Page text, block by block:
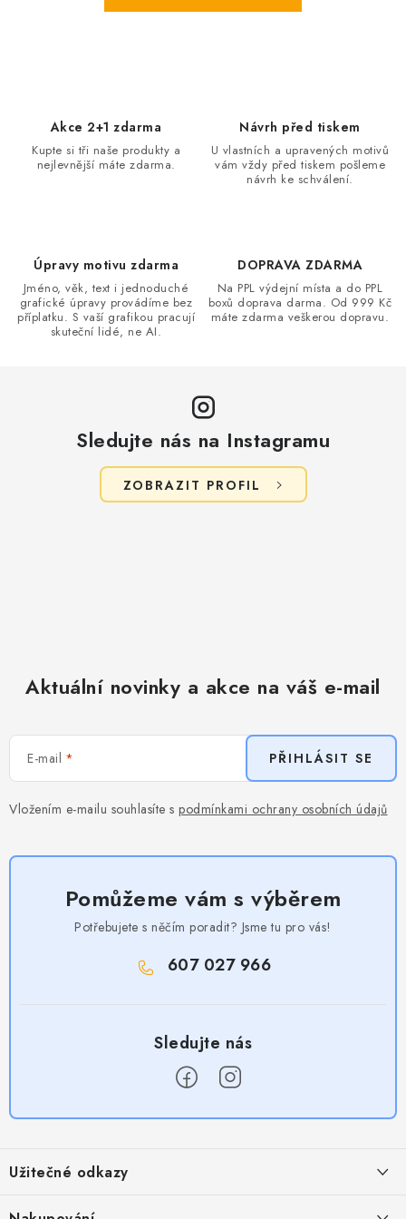
Akce 2+1 zdarma
Kupte si tři naše produkty a
nejlevnější máte zdarma.
Návrh před tiskem
U vlastních a upravených motivů
vám vždy před tiskem pošleme
návrh ke schválení.
Úpravy motivu zdarma
Jméno, věk, text i jednoduché
grafické úpravy provádíme bez
příplatku. S vaší grafikou pracují
skuteční lidé, ne AI.
DOPRAVA ZDARMA
Na PPL výdejní místa a do PPL
boxů doprava darma. Od 999 Kč
máte zdarma veškerou dopravu.
Sledujte nás na Instagramu
ZOBRAZIT PROFIL
Aktuální novinky a akce na váš e-mail
E-mail
Vložením e-mailu souhlasíte s podmínkami ochrany osobních údajů
PŘIHLÁSIT SE
Pomůžeme vám s výběrem
Potřebujete s něčím poradit? Jsme tu pro vás!
607 027 966
p
a
Užitečné odkazy